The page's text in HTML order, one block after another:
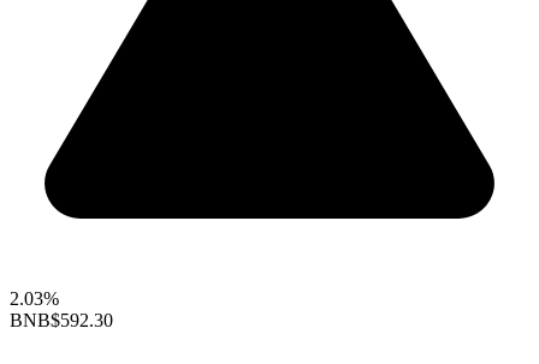
2.03%
BNB$592.30